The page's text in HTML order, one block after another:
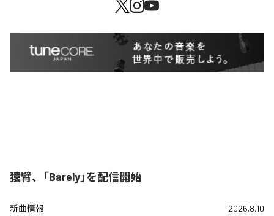
猿臂、「Barely」を配信開始
新曲情報 2026.8.10